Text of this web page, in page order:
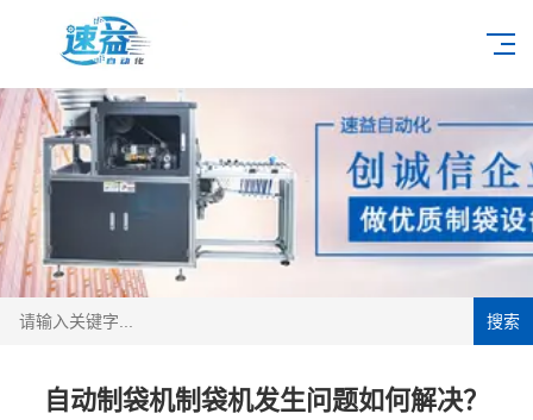
搜索
自动制袋机制袋机发生问题如何解决？